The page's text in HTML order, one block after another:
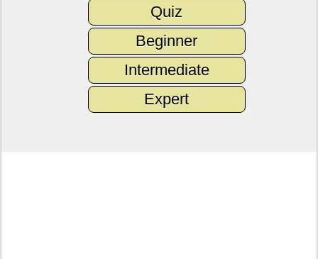
Quiz
Beginner
Intermediate
Expert